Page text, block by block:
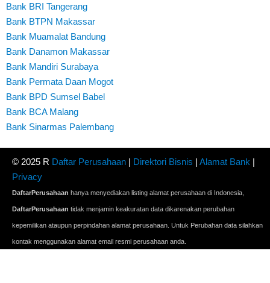
Bank BRI Tangerang
Bank BTPN Makassar
Bank Muamalat Bandung
Bank Danamon Makassar
Bank Mandiri Surabaya
Bank Permata Daan Mogot
Bank BPD Sumsel Babel
Bank BCA Malang
Bank Sinarmas Palembang
© 2025 R Daftar Perusahaan | Direktori Bisnis | Alamat Bank |
Privacy
DaftarPerusahaan hanya menyediakan listing alamat perusahaan di Indonesia,
DaftarPerusahaan tidak menjamin keakuratan data dikarenakan perubahan
kepemilikan ataupun perpindahan alamat perusahaan. Untuk Perubahan data silahkan
kontak menggunakan alamat email resmi perusahaan anda.